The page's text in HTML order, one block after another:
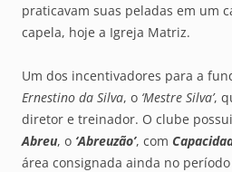
praticavam suas peladas em um
capela, hoje a Igreja Matriz.
Um dos incentivadores para a
Ernestino da Silva, o ‘Mestre Silva’,
diretor e treinador. O clube
Abreu, o ‘Abreuzão’, com
área consignada ainda no